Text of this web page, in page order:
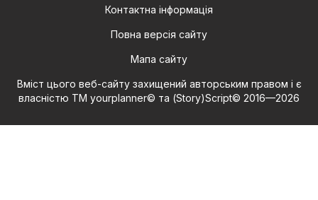
Контактна інформація
Повна версія сайту
Мапа сайту
Вміст цього веб-сайту захищений авторським правом і є
власністю ТМ yourplanner© та (Story)Script© 2016—2026